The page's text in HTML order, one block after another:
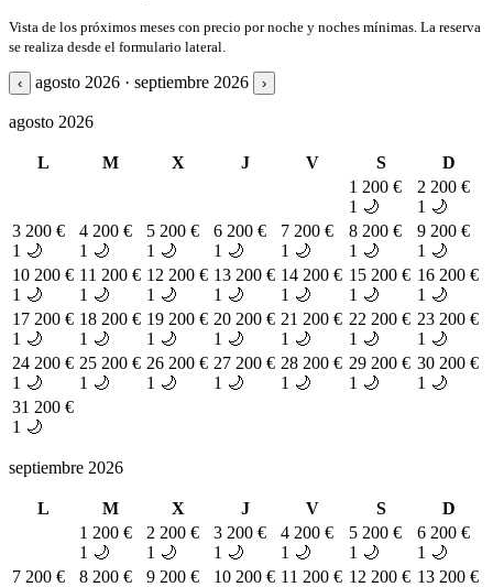
Vista de los próximos meses con precio por noche y noches mínimas. La reserva
se realiza desde el formulario lateral.
‹ agosto 2026 · septiembre 2026 ›
agosto 2026
L M X J V S
D
1 200 €
1 🌙
2 200 €
1 🌙
3 200 €
1 🌙
4 200 €
1 🌙
5 200 €
1 🌙
6 200 €
1 🌙
7 200 €
1 🌙
8 200 €
1 🌙
9 200 €
1 🌙
10 200 €
1 🌙
11 200 €
1 🌙
12 200 €
1 🌙
13 200 €
1 🌙
14 200 €
1 🌙
15 200 €
1 🌙
16 200 €
1 🌙
17 200 €
1 🌙
18 200 €
1 🌙
19 200 €
1 🌙
20 200 €
1 🌙
21 200 €
1 🌙
22 200 €
1 🌙
23 200 €
1 🌙
24 200 €
1 🌙
25 200 €
1 🌙
26 200 €
1 🌙
27 200 €
1 🌙
28 200 €
1 🌙
29 200 €
1 🌙
30 200 €
1 🌙
31 200 €
1 🌙
septiembre 2026
L M X J V S
D
1 200 €
1 🌙
2 200 €
1 🌙
3 200 €
1 🌙
4 200 €
1 🌙
5 200 €
1 🌙
6 200 €
1 🌙
7 200 €
8 200 €
9 200 €
10 200 € 11 200 € 12 200 € 13 200 €